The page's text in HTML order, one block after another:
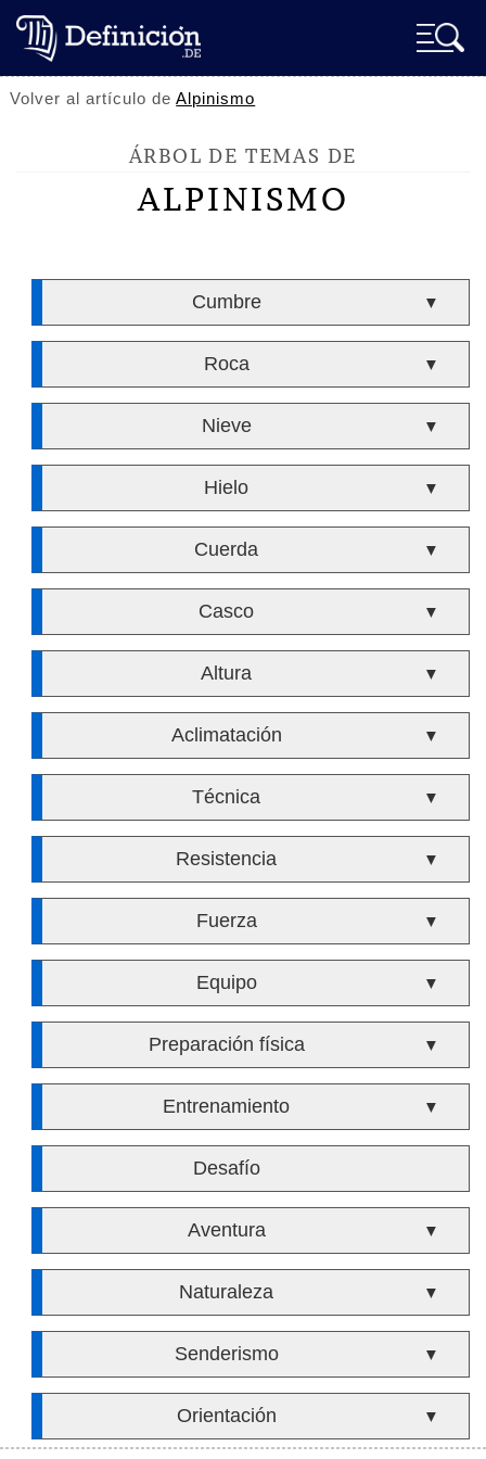
Volver al artículo deAlpinismo
ÁRBOL DE TEMAS DE
ALPINISMO
Cumbre ▼
Roca ▼
Nieve ▼
Hielo ▼
Cuerda ▼
Casco ▼
Altura ▼
Aclimatación ▼
Técnica ▼
Resistencia ▼
Fuerza ▼
Equipo ▼
Preparación física ▼
Entrenamiento ▼
Desafío
Aventura ▼
Naturaleza ▼
Senderismo ▼
Orientación ▼